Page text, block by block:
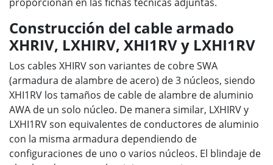
Construcción del cable armado
XHRIV, LXHIRV, XHI1RV y LXHI1RV
Los cables XHIRV son variantes de cobre SWA
(armadura de alambre de acero) de 3 núcleos, siendo
XHI1RV los tamaños de cable de alambre de aluminio
AWA de un solo núcleo. De manera similar, LXHIRV y
LXHI1RV son equivalentes de conductores de aluminio
con la misma armadura dependiendo de
configuraciones de uno o varios núcleos. El blindaje de